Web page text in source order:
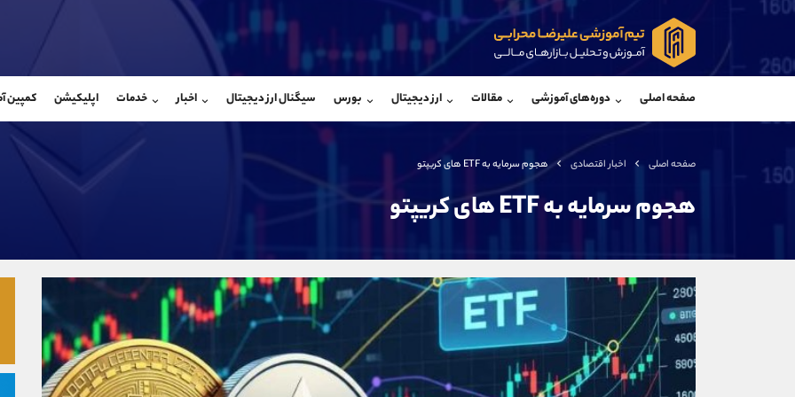
صفحه اصلی دوره‌های آموزشی مقالات ارز دیجیتال بورس سیگنال ارز دیجیتال اخبار خدمات اپلیکیشن کمپین
صفحه اصلی اخبار اقتصادی هجوم سرمایه به ETF های کریپتو
هجوم سرمایه به ETF های کریپتو
@Armteam_admin_por
تلفن
بدون پیش شماره
اینستاگرام
کانال تلگرام
کانال بله